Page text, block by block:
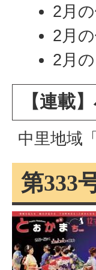
2月
2月
2月
【連載
中里地域
第333